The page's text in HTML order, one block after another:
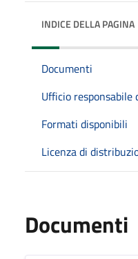
INDICE DELLA PAGINA
Documenti
Ufficio responsabile
Formati disponibili
Licenza di
Documenti